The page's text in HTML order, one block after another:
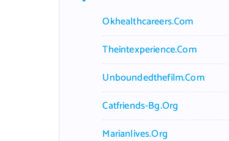
Okhealthcareers.com
Theintexperience.com
Unboundedthefilm.com
Catfriends-Bg.org
Marianlives.org